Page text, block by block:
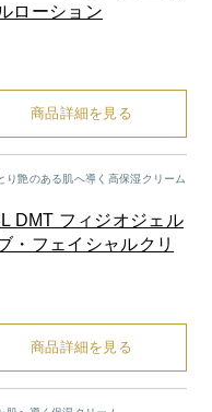
ローション
商品詳細を見る
り艶のある肌へ導く高保湿クリーム
DMT フィジオジェル
・フェイシャルクリ
商品詳細を見る